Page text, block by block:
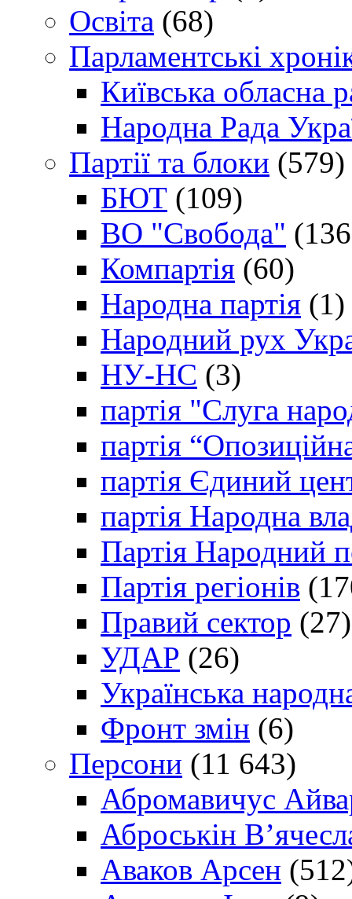
Освіта (68)
Парламентські
Київська обласна
Народна Рада
Партії та блоки (579)
БЮТ (109)
ВО "Свобода"
Компартія (60)
Народна партія (1)
Народний рух
НУ-НС (3)
партія "Слуга
партія
партія Єдиний
партія Народна
Партія Народний
Партія регіонів
Правий сектор (27)
УДАР (26)
Українська
Фронт змін (6)
Персони (11 643)
Абромавичус
Аброськін
Аваков Арсен